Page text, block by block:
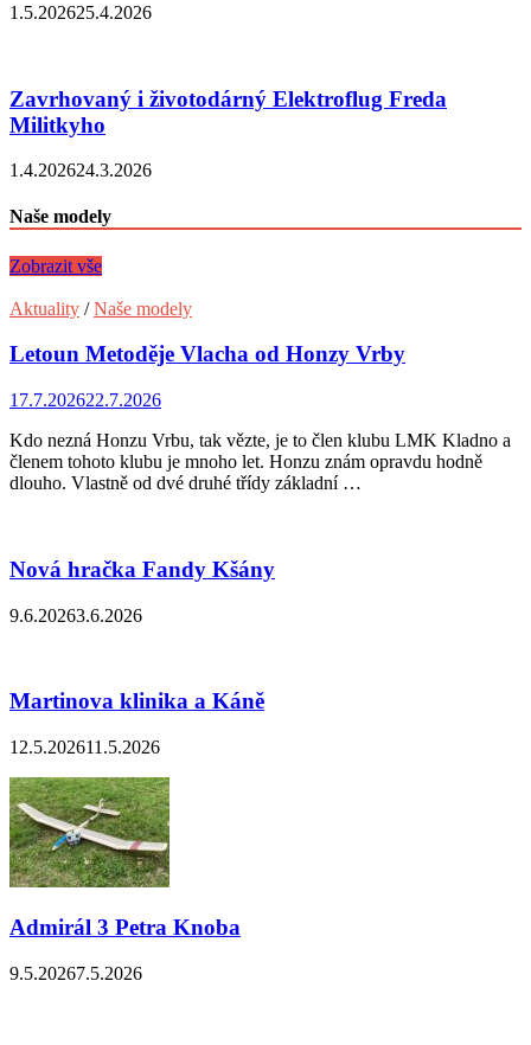
1.5.202625.4.2026
Zavrhovaný i životodárný Elektroflug Freda
Militkyho
1.4.202624.3.2026
Naše modely
Zobrazit vše
Aktuality /Naše modely
Letoun Metoděje Vlacha od Honzy Vrby
17.7.202622.7.2026
Kdo nezná Honzu Vrbu, tak vězte, je to člen klubu LMK Kladno a
členem tohoto klubu je mnoho let. Honzu znám opravdu hodně
dlouho. Vlastně od dvé druhé třídy základní …
Nová hračka Fandy Kšány
9.6.20263.6.2026
Martinova klinika a Káně
12.5.202611.5.2026
Admirál 3 Petra Knoba
9.5.20267.5.2026